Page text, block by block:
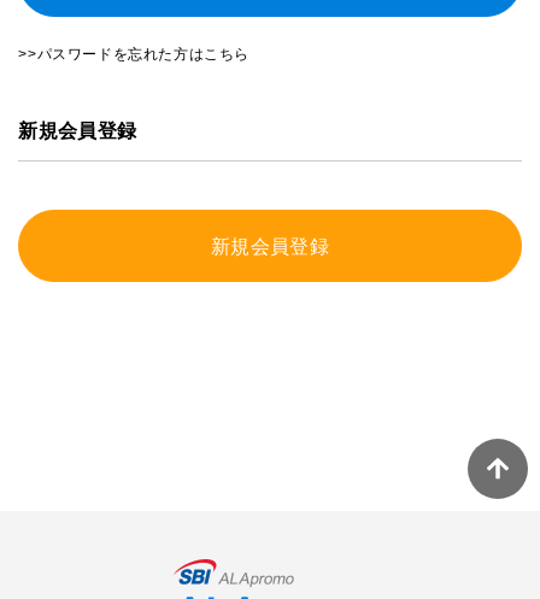
>>パスワードを忘れた方はこちら
新規会員登録
新規会員登録